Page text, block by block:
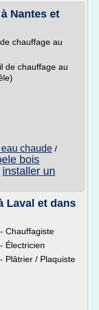
Nantes et
chauffage au
de chauffage au
chaude /
bois
installer un
Laval et dans
Chauffagiste
Électricien
Plâtrier / Plaquiste